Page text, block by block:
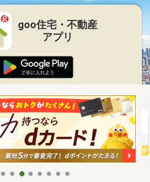
goo住宅・不動産
アプリ